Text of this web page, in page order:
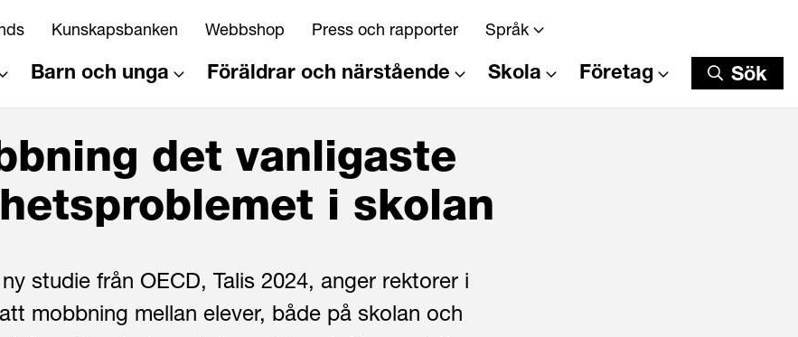
Kunskapsbanken Webbshop Press och rapporter Språk
Barn och unga Föräldrar och närstående Skola Företag Sök
Sök
det vanligaste
i skolan
studie från OECD, Talis 2024, anger rektorer i
mobbning mellan elever, både på skolan och